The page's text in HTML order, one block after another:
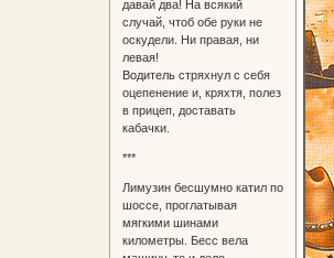
давай два! На всякий
случай, чтоб обе руки не
оскудели. Ни правая, ни
левая!
Водитель стряхнул с себя
оцепенение и, кряхтя, полез
в прицеп, доставать
кабачки.
***
Лимузин бесшумно катил по
шоссе, проглатывая
мягкими шинами
километры. Бесс вела